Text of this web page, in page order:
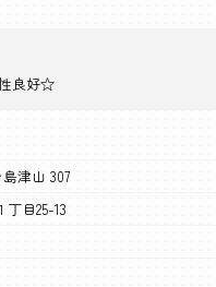
良好☆
津山 307
目25-13